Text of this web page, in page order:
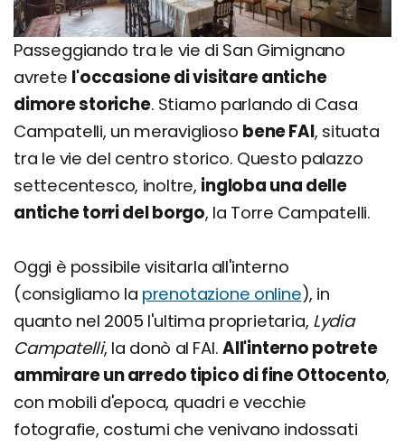
Passeggiando tra le vie di San Gimignano
avrete l'occasione di visitare antiche
dimore storiche. Stiamo parlando di Casa
Campatelli, un meraviglioso bene FAI, situata
tra le vie del centro storico. Questo palazzo
settecentesco, inoltre, ingloba una delle
antiche torri del borgo, la Torre Campatelli.
Oggi è possibile visitarla all'interno
(consigliamo la prenotazione online), in
quanto nel 2005 l'ultima proprietaria, Lydia
Campatelli, la donò al FAI. All'interno potrete
ammirare un arredo tipico di fine Ottocento,
con mobili d'epoca, quadri e vecchie
fotografie, costumi che venivano indossati